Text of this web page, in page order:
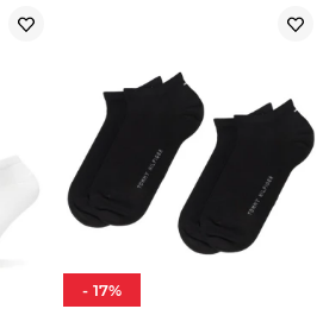
niskie męskie
wysokie męskie
męskie
- 17%